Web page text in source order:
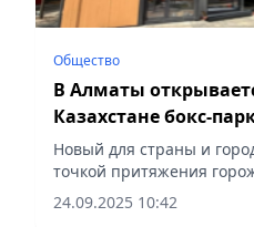
Общество
В Алматы
Казахстане бокс-
контейнеров
Новый для страны и
точкой притяжения
комфортную городскую
архитектуру, сообщает
24.09.2025 10:42